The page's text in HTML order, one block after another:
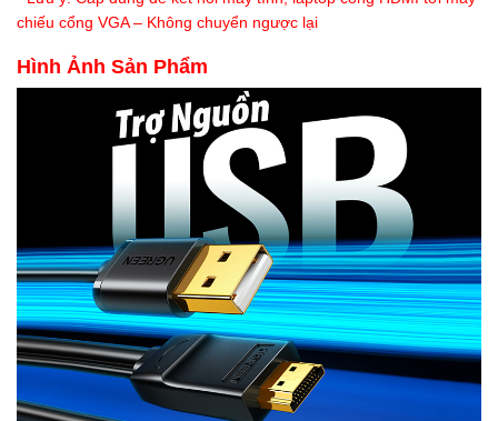
chiếu cổng VGA – Không chuyển ngược lại
Hình Ảnh Sản Phẩm